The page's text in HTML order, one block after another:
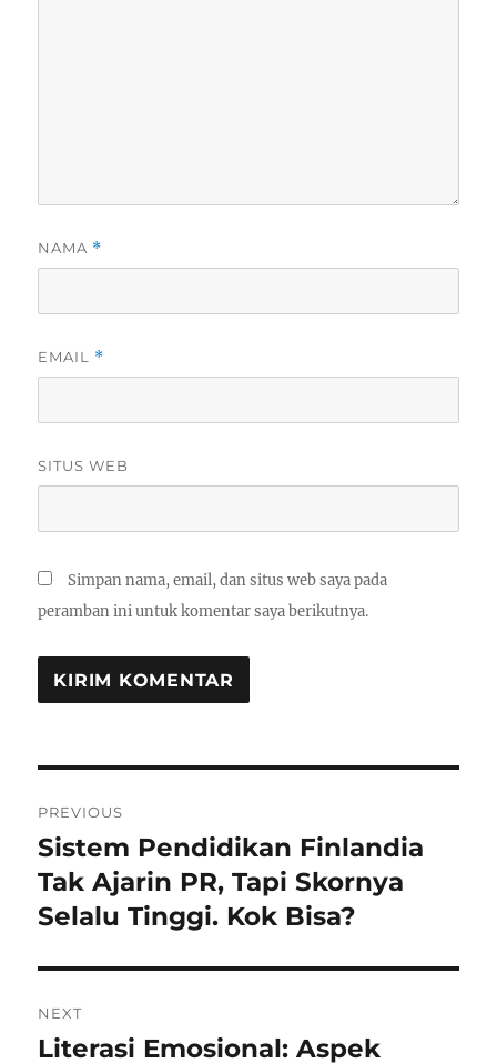
NAMA *
EMAIL *
SITUS WEB
Simpan nama, email, dan situs web saya pada
peramban ini untuk komentar saya berikutnya.
pos
PREVIOUS
Previous
post:
Sistem Pendidikan Finlandia
Tak Ajarin PR, Tapi Skornya
Selalu Tinggi. Kok Bisa?
NEXT
Next
Literasi Emosional: Aspek